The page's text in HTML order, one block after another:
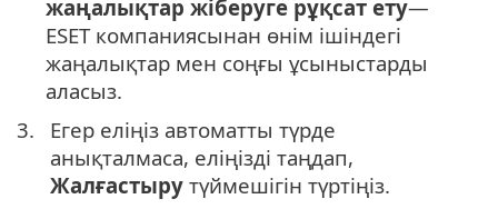
жаңалықтар жіберуге рұқсат ету—
ESET компаниясынан өнім ішіндегі
жаңалықтар мен соңғы ұсыныстарды
аласыз.
3.
Егер еліңіз автоматты түрде
анықталмаса, еліңізді таңдап,
Жалғастыру түймешігін түртіңіз.